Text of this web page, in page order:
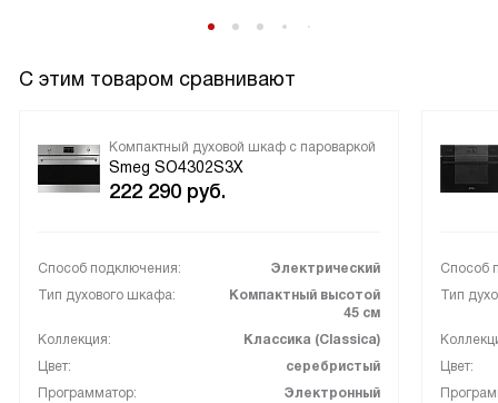
С этим товаром сравнивают
Компактный духовой шкаф с пароваркой
Smeg SO4302S3X
222 290 руб.
Способ подключения:
Электрический
Тип духового шкафа:
Компактный высотой
45 см
Коллекция:
Классика (Classica)
Цвет:
серебристый
Программатор:
Электронный
Способ
Тип
Цвет: